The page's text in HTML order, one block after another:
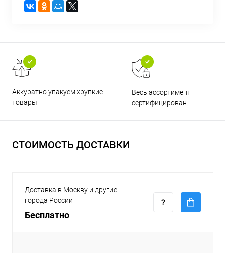
Аккуратно упакуем хрупкие
товары
Весь ассортимент
сертифицирован
СТОИМОСТЬ ДОСТАВКИ
Доставка в Москву и другие
города России
Бесплатно